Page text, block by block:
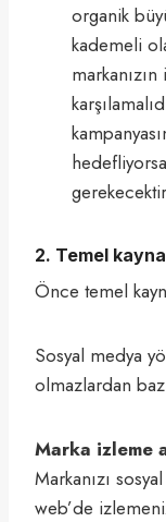
organik
kademeli
2. Temel
Önce temel
Sosyal medya
olmazlardan
Marka izleme
Markanızı
web’de